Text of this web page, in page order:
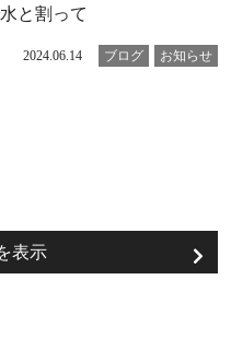
と割って
2024.06.14 ブログ お知らせ
表示